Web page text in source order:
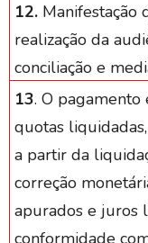
12. Manifestação
realização da
conciliação e
13. O
quotas
a partir da
correção
apurados e juros
conformidade